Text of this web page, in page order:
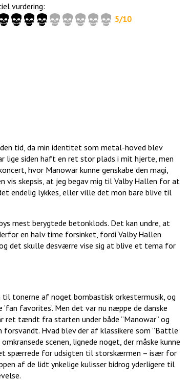
vurdering:
5/10
tid, da min identitet som metal-hoved blev
lige siden haft en ret stor plads i mit hjerte, men
hvor Manowar kunne genskabe den magi,
vis skepsis, at jeg begav mig til Valby Hallen for at
endelig lykkes, eller ville det mon bare blive til
mest berygtede betonklods. Det kan undre, at
en halv time forsinket, fordi Valby Hallen
det skulle desværre vise sig at blive et tema for
til tonerne af noget bombastisk orkestermusik, og
favorites’. Men det var nu næppe de danske
tændt fra starten under både ”Manowar” og
forsvandt. Hvad blev der af klassikere som ”Battle
scenen, lignede noget, der måske kunne
spærrede for udsigten til storskærmen – især for
af de lidt ynkelige kulisser bidrog yderligere til